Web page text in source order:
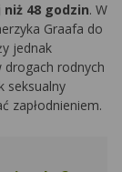
niż 48 godzin. W
Graafa do
jednak
drogach rodnych
seksualny
zapłodnieniem.